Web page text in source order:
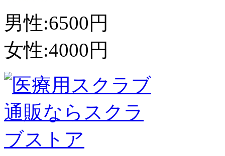
男性:6500円
女性:4000円